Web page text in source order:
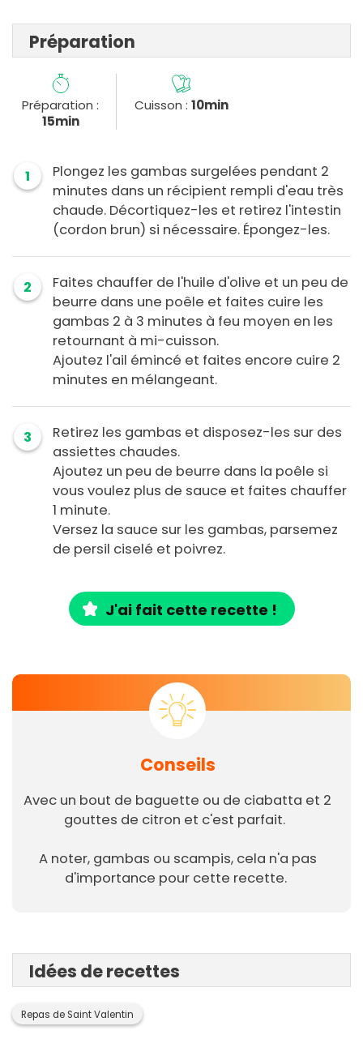
Préparation
Préparation :
15min
Cuisson : 10min
1
Plongez les gambas surgelées pendant 2
minutes dans un récipient rempli d'eau très
chaude. Décortiquez-les et retirez l'intestin
(cordon brun) si nécessaire. Épongez-les.
2
Faites chauffer de l'huile d'olive et un peu de
beurre dans une poêle et faites cuire les
gambas 2 à 3 minutes à feu moyen en les
retournant à mi-cuisson.
Ajoutez l'ail émincé et faites encore cuire 2
minutes en mélangeant.
3
Retirez les gambas et disposez-les sur des
assiettes chaudes.
Ajoutez un peu de beurre dans la poêle si
vous voulez plus de sauce et faites chauffer
1 minute.
Versez la sauce sur les gambas, parsemez
de persil ciselé et poivrez.
J'ai fait cette recette !
Conseils
Avec un bout de baguette ou de ciabatta et 2
gouttes de citron et c'est parfait.
A noter, gambas ou scampis, cela n'a pas
d'importance pour cette recette.
Idées de recettes
Repas de Saint Valentin